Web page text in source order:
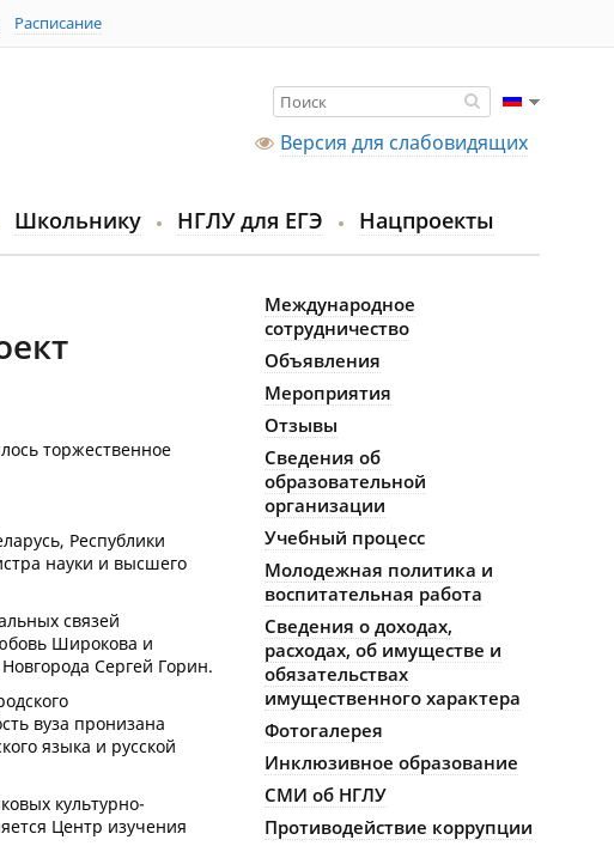
Расписание
Версия для слабовидящих
Школьнику НГЛУ для ЕГЭ Нацпроекты
торжественное
Республики
науки и высшего
связей
Широкова и
Сергей Горин.
вуза пронизана
языка и русской
культурно-
Центр изучения
Международное
сотрудничество
Объявления
Мероприятия
Отзывы
Сведения об
образовательной
организации
Учебный процесс
Молодежная политика и
воспитательная работа
Сведения о доходах,
расходах, об имуществе и
обязательствах
имущественного характера
Фотогалерея
Инклюзивное образование
СМИ об НГЛУ
Противодействие коррупции